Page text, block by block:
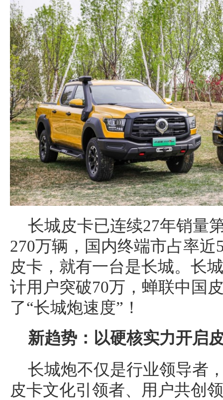
长城皮卡已连续27年销量
270万辆，国内终端市占率近
皮卡，就有一台是长城。长
计用户突破70万，蝉联中国
了“长城炮速度”！
新趋势：以硬核实力开启
长城炮不仅是行业领导者
皮卡文化引领者、用户共创